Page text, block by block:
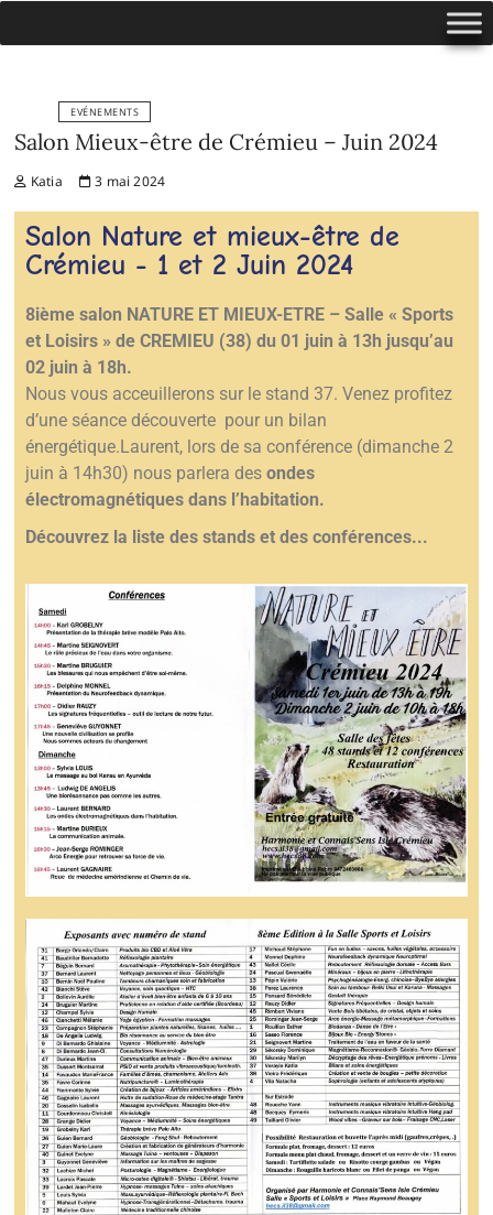
EVÉNEMENTS
Salon Mieux-être de Crémieu – Juin 2024
Katia 3 mai 2024
Salon Nature et mieux-être de
Crémieu - 1 et 2 Juin 2024
8ième salon NATURE ET MIEUX-ETRE – Salle « Sports
et Loisirs » de CREMIEU (38) du 01 juin à 13h jusqu’au
02 juin à 18h.
Nous vous acceuillerons sur le stand 37. Venez profitez
d’une séance découverte pour un bilan
énergétique.Laurent, lors de sa conférence (dimanche 2
juin à 14h30) nous parlera desondes
électromagnétiques dans l’habitation.
Découvrez la liste des stands et des conférences...